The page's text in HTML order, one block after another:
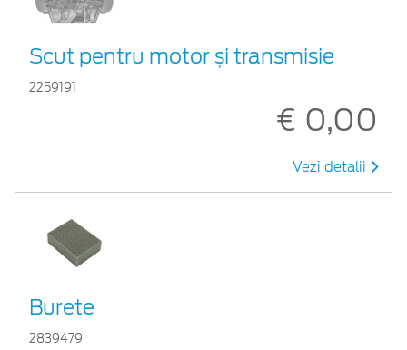
Scut pentru motor și transmisie
2259191
€ 0,00
Vezi detalii
Burete
2839479